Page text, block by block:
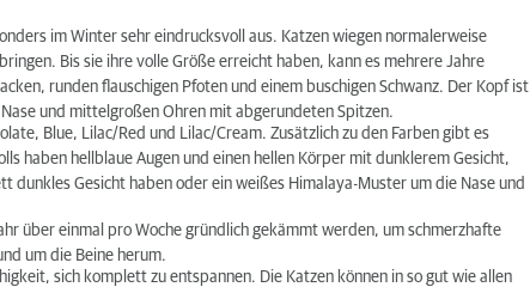
im Winter sehr eindrucksvoll aus. Katzen wiegen normalerweise
Bis sie ihre volle Größe erreicht haben, kann es mehrere Jahre
runden flauschigen Pfoten und einem buschigen Schwanz. Der Kopf ist
und mittelgroßen Ohren mit abgerundeten Spitzen.
Blue, Lilac/Red und Lilac/Cream. Zusätzlich zu den Farben gibt es
haben hellblaue Augen und einen hellen Körper mit dunklerem Gesicht,
dunkles Gesicht haben oder ein weißes Himalaya-Muster um die Nase und
über einmal pro Woche gründlich gekämmt werden, um schmerzhafte
um die Beine herum.
sich komplett zu entspannen. Die Katzen können in so gut wie allen